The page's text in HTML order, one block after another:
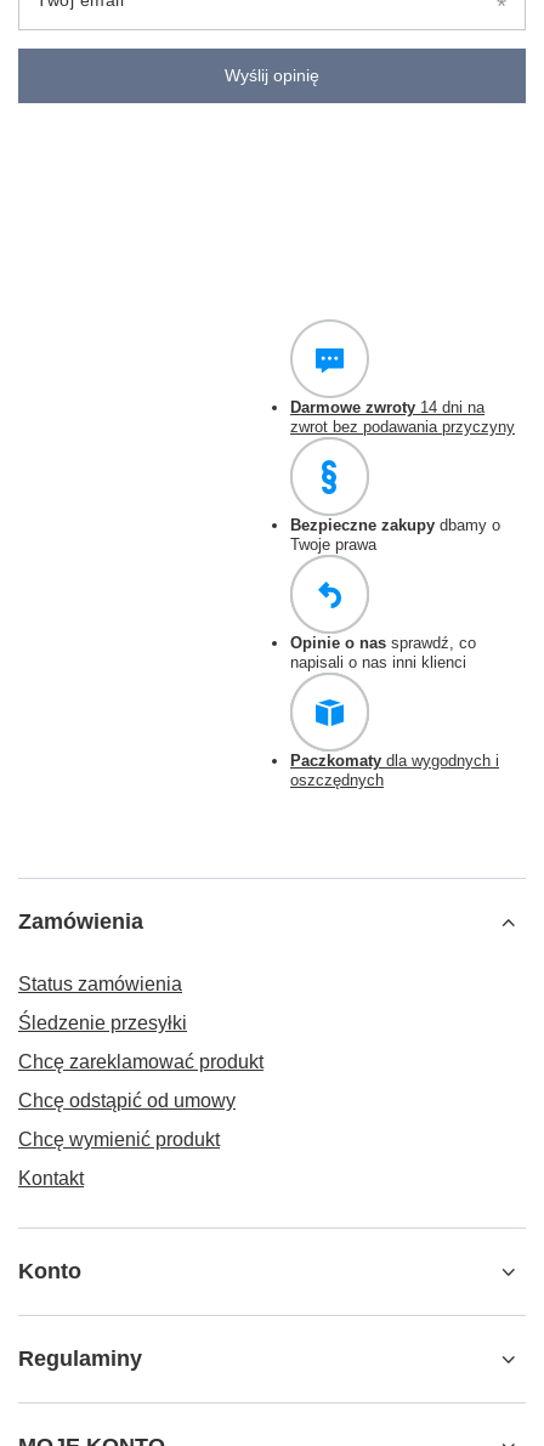
Wyślij opinię
Darmowe zwroty 14 dni na
zwrot bez podawania przyczyny
Bezpieczne zakupy dbamy o
Twoje prawa
Opinie o nas sprawdź, co
napisali o nas inni klienci
Paczkomaty dla wygodnych i
oszczędnych
Zamówienia
Status zamówienia
Śledzenie przesyłki
Chcę zareklamować produkt
Chcę odstąpić od umowy
Chcę wymienić produkt
Kontakt
Konto
Regulaminy